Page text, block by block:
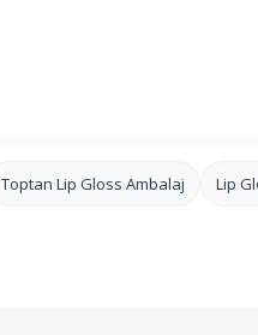
Toptan Lip Gloss Ambalaj Lip